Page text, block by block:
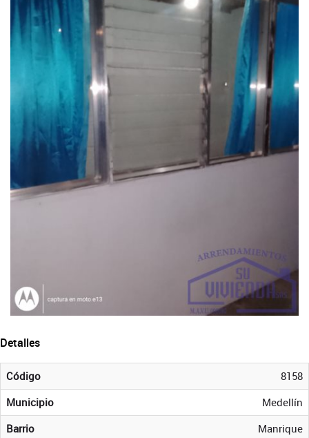
Detalles
Código
8158
Municipio
Medellín
Barrio
Manrique